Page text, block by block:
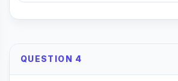
QUESTION 4